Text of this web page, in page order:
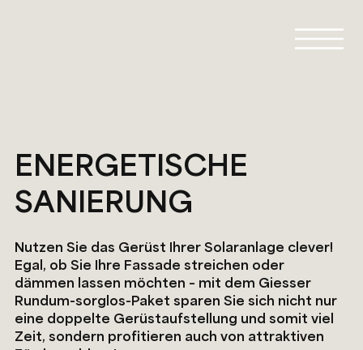
ENERGETISCHE
SANIERUNG
Nutzen Sie das Gerüst Ihrer Solaranlage clever!
Egal, ob Sie Ihre Fassade streichen oder
dämmen lassen möchten – mit dem Giesser
Rundum-sorglos-Paket sparen Sie sich nicht nur
eine doppelte Gerüstaufstellung und somit viel
Zeit, sondern profitieren auch von attraktiven